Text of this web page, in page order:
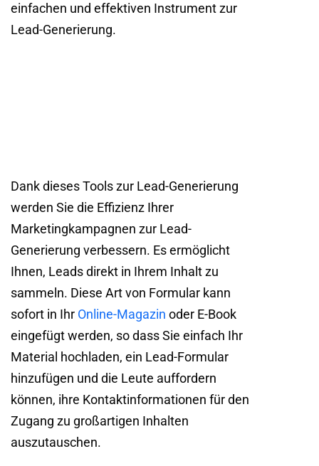
einfachen und effektiven Instrument zur
Lead-Generierung.
Dank dieses Tools zur Lead-Generierung
werden Sie die Effizienz Ihrer
Marketingkampagnen zur Lead-
Generierung verbessern. Es ermöglicht
Ihnen, Leads direkt in Ihrem Inhalt zu
sammeln. Diese Art von Formular kann
sofort in Ihr Online-Magazin oder E-Book
eingefügt werden, so dass Sie einfach Ihr
Material hochladen, ein Lead-Formular
hinzufügen und die Leute auffordern
können, ihre Kontaktinformationen für den
Zugang zu großartigen Inhalten
auszutauschen.